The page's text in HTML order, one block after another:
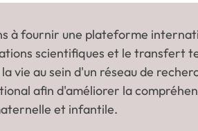
à fournir une plateforme
scientifiques et le transfert
vie au sein d'un réseau de
afin d'améliorer la
et infantile.